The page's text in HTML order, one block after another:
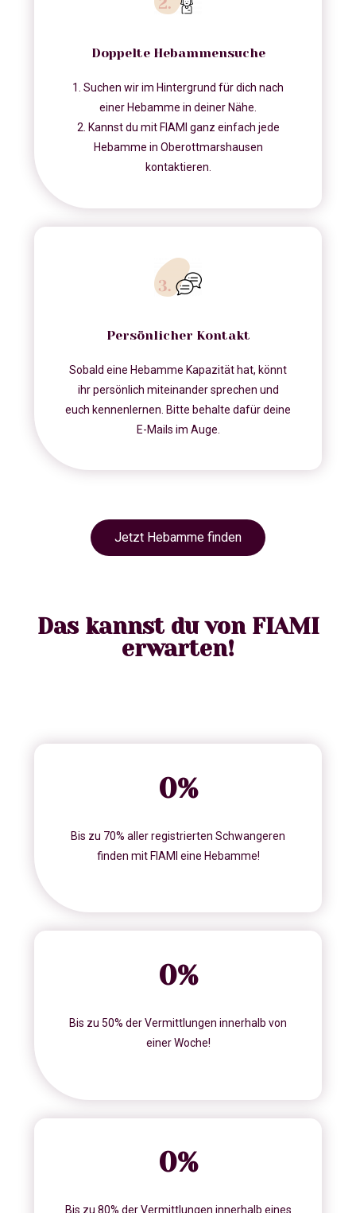
Doppelte Hebammensuche
1. Suchen wir im Hintergrund für dich nach
einer Hebamme in deiner Nähe.
2. Kannst du mit FIAMI ganz einfach jede
Hebamme in Oberottmarshausen
kontaktieren.
Persönlicher Kontakt
Sobald eine Hebamme Kapazität hat, könnt
ihr persönlich miteinander sprechen und
euch kennenlernen. Bitte behalte dafür deine
E-Mails im Auge.
Jetzt Hebamme finden
Das kannst du von FIAMI
erwarten!
0%
Bis zu 70% aller registrierten Schwangeren
finden mit FIAMI eine Hebamme!
0%
Bis zu 50% der Vermittlungen innerhalb von
einer Woche!
0%
Bis zu 80% der Vermittlungen innerhalb eines